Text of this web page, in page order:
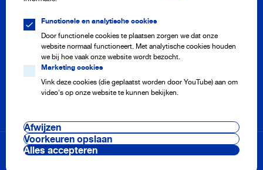
Functionele en analytische cookies
Door functionele cookies te plaatsen zorgen we dat onze
website normaal functioneert. Met analytische cookies houden
we bij hoe vaak onze website wordt bezocht.
Marketing cookies
Vink deze cookies (die geplaatst worden door YouTube) aan om
video's op onze website te kunnen bekijken.
Afwijzen
Voorkeuren opslaan
Alles accepteren
Meterstand doorgeven
Adres aanmelden of afmelden
Storing melden
Veelgestelde vragen
Werken bij
Cookie voorkeuren
Voorwaarden & regelingen
Disclaimer & privacy